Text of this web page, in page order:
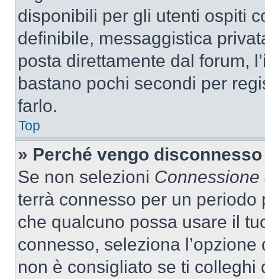
disponibili per gli utenti ospiti
definibile, messaggistica
posta direttamente dal forum,
bastano pochi secondi per
farlo.
Top
» Perché vengo
Se non selezioni
terrà connesso per un
che qualcuno possa usare il
connesso, seleziona
non è consigliato se ti